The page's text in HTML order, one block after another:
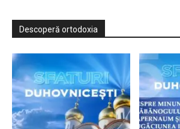
Descoperă ortodoxia